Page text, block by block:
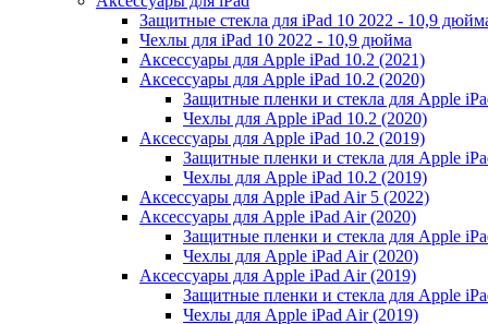
Защитные стекла для iPad 10 2022 - 10,9
Чехлы для iPad 10 2022 - 10,9 дюйма
Аксессуары для Apple iPad 10.2 (2021)
Аксессуары для Apple iPad 10.2 (2020)
Защитные пленки и стекла для Apple
Чехлы для Apple iPad 10.2 (2020)
Аксессуары для Apple iPad 10.2 (2019)
Защитные пленки и стекла для Apple
Чехлы для Apple iPad 10.2 (2019)
Аксессуары для Apple iPad Air 5 (2022)
Аксессуары для Apple iPad Air (2020)
Защитные пленки и стекла для Apple
Чехлы для Apple iPad Air (2020)
Аксессуары для Apple iPad Air (2019)
Защитные пленки и стекла для Apple
Чехлы для Apple iPad Air (2019)